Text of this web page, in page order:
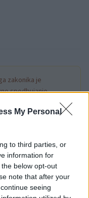
My Personal
to third parties, or
information for
below opt-out
note that after your
seeing
zakonika je
spodbujanje
vsebinami bodo